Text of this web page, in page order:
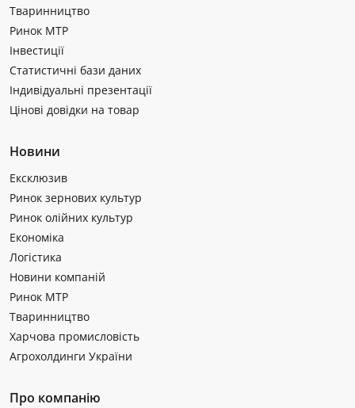
Тваринництво
Ринок МТР
Інвестиції
Статистичні бази даних
Індивідуальні презентації
Цінові довідки на товар
Новини
Ексклюзив
Ринок зернових культур
Ринок олійних культур
Економіка
Логістика
Новини компаній
Ринок МТР
Тваринництво
Харчова промисловість
Агрохолдинги України
Про компанію